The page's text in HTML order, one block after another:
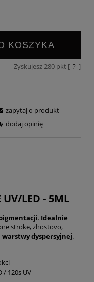
KOSZYKA
Zyskujesz280pkt [ ? ]
zapytaj o produkt
dodaj opinię
UV/LED - 5ML
. Idealnie
stroke, zhostovo,
warstwy dyspersyjnej.
/ 120s UV